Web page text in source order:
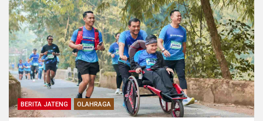
BERITA JATENG OLAHRAGA